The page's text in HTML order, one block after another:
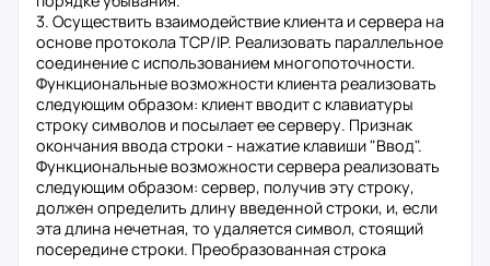
3. Осуществить взаимодействие клиента и сервера на
основе протокола TCP/IP. Реализовать параллельное
соединение с использованием многопоточности.
Функциональные возможности клиента реализовать
следующим образом: клиент вводит с клавиатуры
строку символов и посылает ее серверу. Признак
окончания ввода строки - нажатие клавиши "Ввод".
Функциональные возможности сервера реализовать
следующим образом: сервер, получив эту строку,
должен определить длину введенной строки, и, если
эта длина нечетная, то удаляется символ, стоящий
посередине строки. Преобразованная строка